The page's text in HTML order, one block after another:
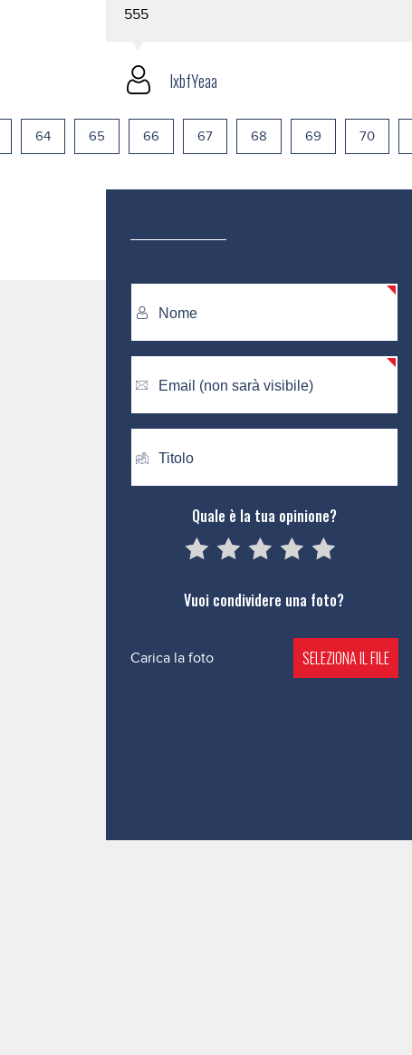
555
lxbfYeaa
64 65 66 67 68 69 70
Quale è la tua opinione?
45
4
35
3
25
2
15
1
05
Vuoi condividere una foto?
Carica la foto SELEZIONA IL FILE